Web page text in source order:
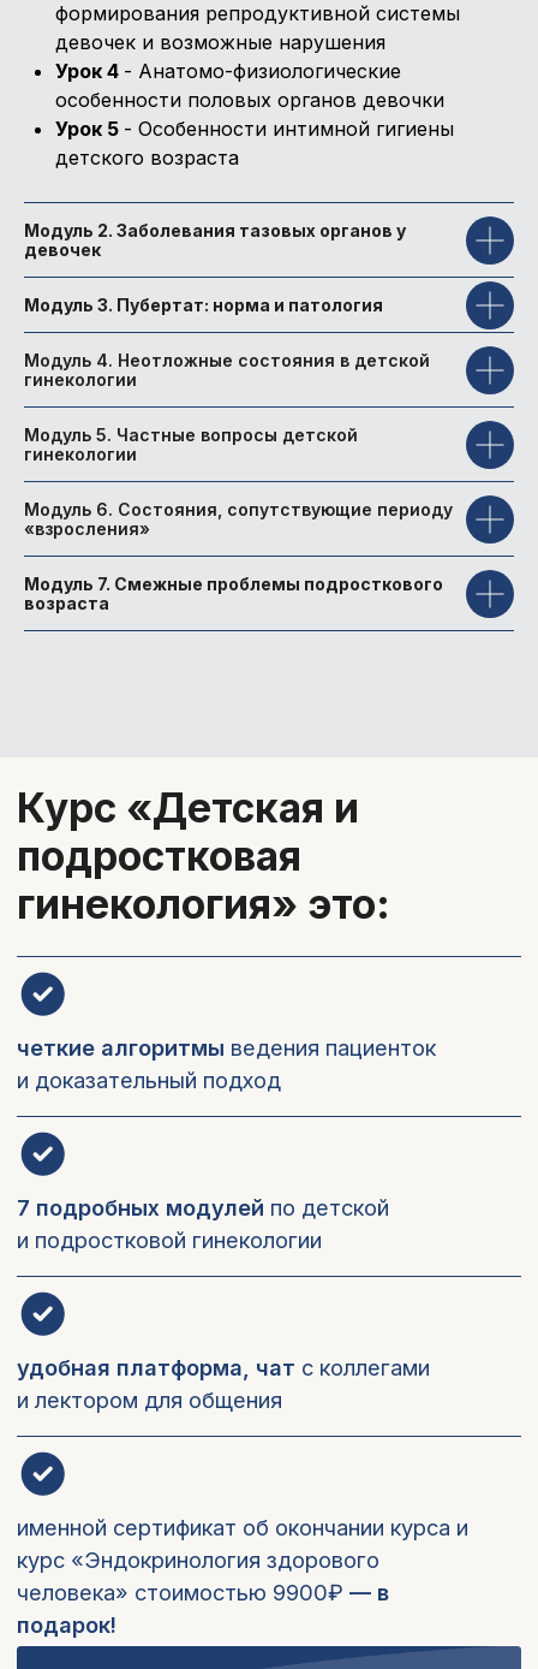
формирования репродуктивной системы
девочек и возможные нарушения
Урок 4 - Анатомо-физиологические
особенности половых органов девочки
Урок 5 - Особенности интимной гигиены
детского возраста
Модуль 2. Заболевания тазовых органов у
девочек
Модуль 3. Пубертат: норма и патология
Модуль 4. Неотложные состояния в детской
гинекологии
Модуль 5. Частные вопросы детской
гинекологии
Модуль 6. Состояния, сопутствующие периоду
«взросления»
Модуль 7. Смежные проблемы подросткового
возраста
Преподаватель
Екатерина Андреевна
Захарова
5 лет работы по программе «земский
Член EMAS ( the European Menopause
and Andropause Society)
Член РОСГЭМ (Российское общество
специалистов по гинекологической
эндокринологии и менопаузе)
Член РОАГ (Российское общество
Университет
доказательной
медицины MD.school —
это:
Государственная лицензия
Резидент Сколково, аккредитованная
ИТ-компания
специальностям, коммуникативным и
управленческим навыкам и развитию
стандартам
Прикладные, современные и
Сейчас действует специальное
предложение - заполните
анкету предзаписи и вы
получите дополнительно: